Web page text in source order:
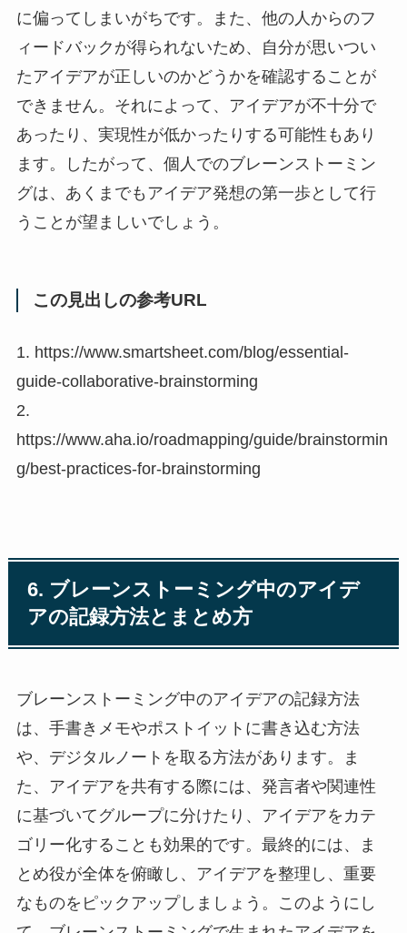
に偏ってしまいがちです。また、他の人からのフ
ィードバックが得られないため、自分が思いつい
たアイデアが正しいのかどうかを確認することが
できません。それによって、アイデアが不十分で
あったり、実現性が低かったりする可能性もあり
ます。したがって、個人でのブレーンストーミン
グは、あくまでもアイデア発想の第一歩として行
うことが望ましいでしょう。
この見出しの参考URL
1. https://www.smartsheet.com/blog/essential-
guide-collaborative-brainstorming
2.
https://www.aha.io/roadmapping/guide/brainstormin
g/best-practices-for-brainstorming
6. ブレーンストーミング中のアイデ
アの記録方法とまとめ方
ブレーンストーミング中のアイデアの記録方法
は、手書きメモやポストイットに書き込む方法
や、デジタルノートを取る方法があります。ま
た、アイデアを共有する際には、発言者や関連性
に基づいてグループに分けたり、アイデアをカテ
ゴリー化することも効果的です。最終的には、ま
とめ役が全体を俯瞰し、アイデアを整理し、重要
なものをピックアップしましょう。このようにし